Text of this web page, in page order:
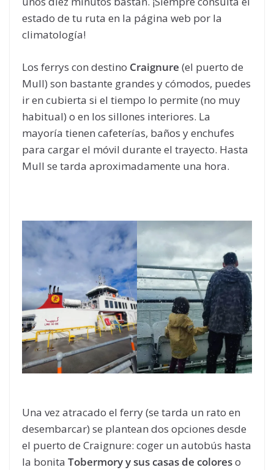
estado de tu ruta en la página web por la
climatología!
Los ferrys con destino Craignure (el puerto de
Mull) son bastante grandes y cómodos, puedes
ir en cubierta si el tiempo lo permite (no muy
habitual) o en los sillones interiores. La
mayoría tienen cafeterías, baños y enchufes
para cargar el móvil durante el trayecto. Hasta
Mull se tarda aproximadamente una hora.
Una vez atracado el ferry (se tarda un rato en
desembarcar) se plantean dos opciones desde
el puerto de Craignure: coger un autobús hasta
la bonita Tobermory y sus casas de coloreso